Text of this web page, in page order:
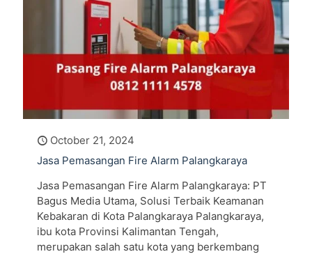
October 21, 2024
Jasa Pemasangan Fire Alarm Palangkaraya
Jasa Pemasangan Fire Alarm Palangkaraya: PT
Bagus Media Utama, Solusi Terbaik Keamanan
Kebakaran di Kota Palangkaraya Palangkaraya,
ibu kota Provinsi Kalimantan Tengah,
merupakan salah satu kota yang berkembang